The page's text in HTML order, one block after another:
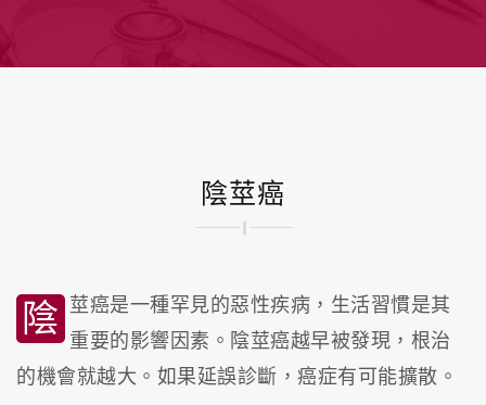
陰莖癌
陰 莖癌是一種罕見的惡性疾病，生活習慣是其
重要的影響因素。陰莖癌越早被發現，根治
的機會就越大。如果延誤診斷，癌症有可能擴散。